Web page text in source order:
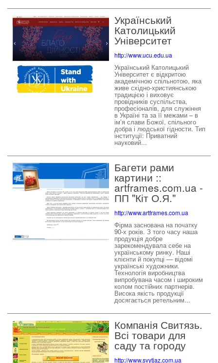
Український
Католицький
Університет
http://www.ucu.edu.ua
Український Католицький
Університет є відкритою
академічною спільнотою, яка
живе східно-християнською
традицією і виховує
провідників суспільства,
професіоналів, для служіння
в Україні та за її межами – в
ім’я слави Божої, спільного
добра і людської гідности. Тип
інституції: Приватний
науковий...
Багети рами
картини ::
artframes.com.ua -
ПП "Кіт О.Я."
http://www.artframes.com.ua
Фірма заснована на початку
90-х років. З того часу наша
продукція добре
зарекомендувала себе на
українському ринку. Наші
клієнти й покупці — відомі
українські художники.
Технологія виробництва
випробувана часом і широким
колом постійних партнерів.
Висока якість продукції
досягається ретельним...
Компанія Свитязь.
Всі товари для
саду та городу
http://www.svytjaz.com.ua